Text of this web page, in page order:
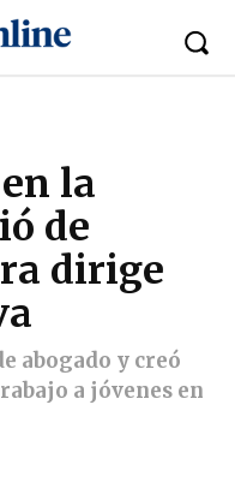
la
de
dirige
abogado y creó
a jóvenes en